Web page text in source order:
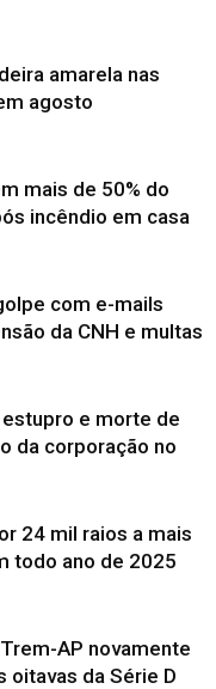
amarela nas
agosto
mais de 50% do
incêndio em casa
com e-mails
da CNH e multas
e morte de
da corporação no
24 mil raios a mais
todo ano de 2025
AP novamente
oitavas da Série D